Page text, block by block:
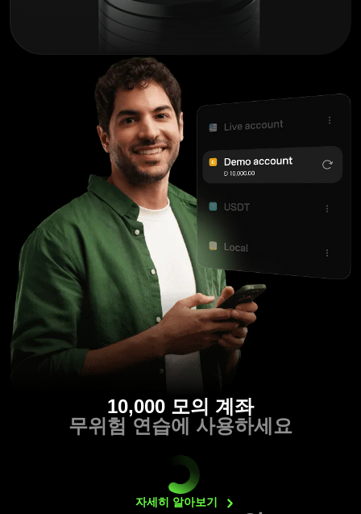
10,000 모의 계좌
무위험 연습에 사용하세요
자세히 알아보기